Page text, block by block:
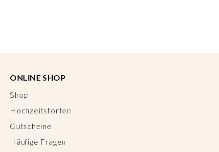
ONLINE SHOP
Shop
Hochzeitstorten
Gutscheine
Häufige Fragen